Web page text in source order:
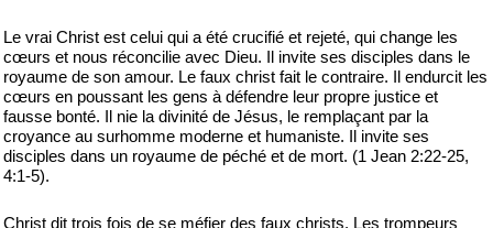
Le vrai Christ est celui qui a été crucifié et rejeté, qui change les
cœurs et nous réconcilie avec Dieu. Il invite ses disciples dans le
royaume de son amour. Le faux christ fait le contraire. Il endurcit les
cœurs en poussant les gens à défendre leur propre justice et
fausse bonté. Il nie la divinité de Jésus, le remplaçant par la
croyance au surhomme moderne et humaniste. Il invite ses
disciples dans un royaume de péché et de mort. (1 Jean 2:22-25,
4:1-5).
Christ dit trois fois de se méfier des faux christs. Les trompeurs